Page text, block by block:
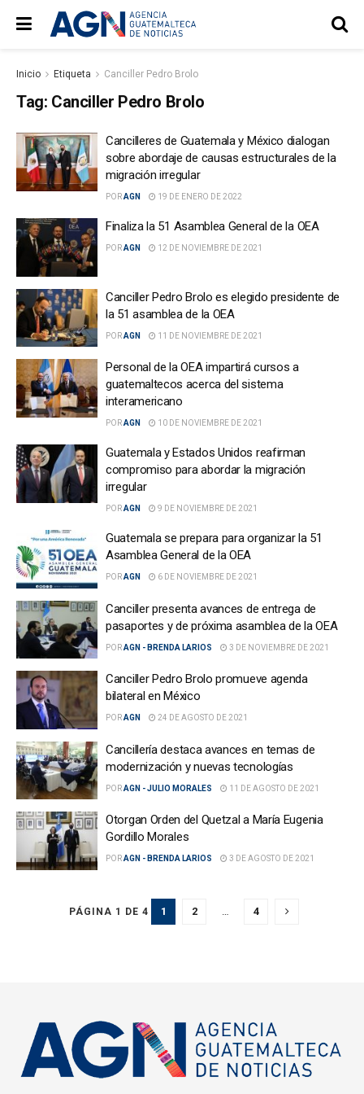
Inicio Etiqueta Canciller Pedro Brolo
Tag: Canciller Pedro Brolo
Cancilleres de Guatemala y México dialogan
sobre abordaje de causas estructurales de la
migración irregular
PORAGN 19 DE ENERO DE 2022
Finaliza la 51 Asamblea General de la OEA
PORAGN 12 DE NOVIEMBRE DE 2021
Canciller Pedro Brolo es elegido presidente de
la 51 asamblea de la OEA
PORAGN 11 DE NOVIEMBRE DE 2021
Personal de la OEA impartirá cursos a
guatemaltecos acerca del sistema
interamericano
PORAGN 10 DE NOVIEMBRE DE 2021
Guatemala y Estados Unidos reafirman
compromiso para abordar la migración
irregular
PORAGN 9 DE NOVIEMBRE DE 2021
Guatemala se prepara para organizar la 51
Asamblea General de la OEA
PORAGN 6 DE NOVIEMBRE DE 2021
Canciller presenta avances de entrega de
pasaportes y de próxima asamblea de la OEA
PORAGN - BRENDA LARIOS 3 DE NOVIEMBRE DE 2021
Canciller Pedro Brolo promueve agenda
bilateral en México
PORAGN 24 DE AGOSTO DE 2021
Cancillería destaca avances en temas de
modernización y nuevas tecnologías
PORAGN - JULIO MORALES 11 DE AGOSTO DE 2021
Otorgan Orden del Quetzal a María Eugenia
Gordillo Morales
PORAGN - BRENDA LARIOS 3 DE AGOSTO DE 2021
PÁGINA 1 DE 4 1 2 4